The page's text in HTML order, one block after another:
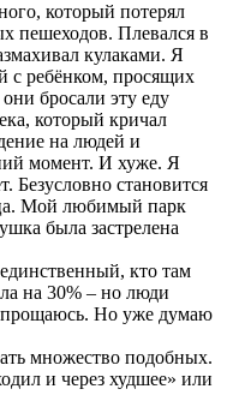
который потерял
пешеходов. Плевался в
кулаками. Я
с ребёнком, просящих
бросали эту еду
который кричал
на людей и
момент. И хуже. Я
Безусловно становится
Мой любимый парк
была застрелена
кто там
на 30% – но люди
прощаюсь. Но уже думаю
множество подобных.
и через худшее» или